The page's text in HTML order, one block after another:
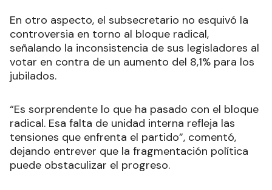
En otro aspecto, el subsecretario no esquivó la
controversia en torno al bloque radical,
señalando la inconsistencia de sus legisladores al
votar en contra de un aumento del 8,1% para los
jubilados.
“Es sorprendente lo que ha pasado con el bloque
radical. Esa falta de unidad interna refleja las
tensiones que enfrenta el partido”, comentó,
dejando entrever que la fragmentación política
puede obstaculizar el progreso.